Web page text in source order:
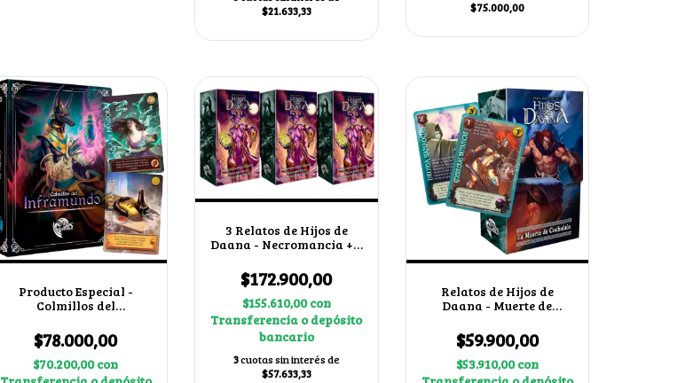
$21.633,33
$75.000,00
Producto Especial -
Colmillos del
$78.000,00
$70.200,00con
3 Relatos de Hijos de
Daana - Necromancia + 2
$172.900,00
$155.610,00con
Transferencia o depósito
bancario
3cuotas sin interés de
$57.633,33
Relatos de Hijos de
Daana - Muerte de
$59.900,00
$53.910,00con